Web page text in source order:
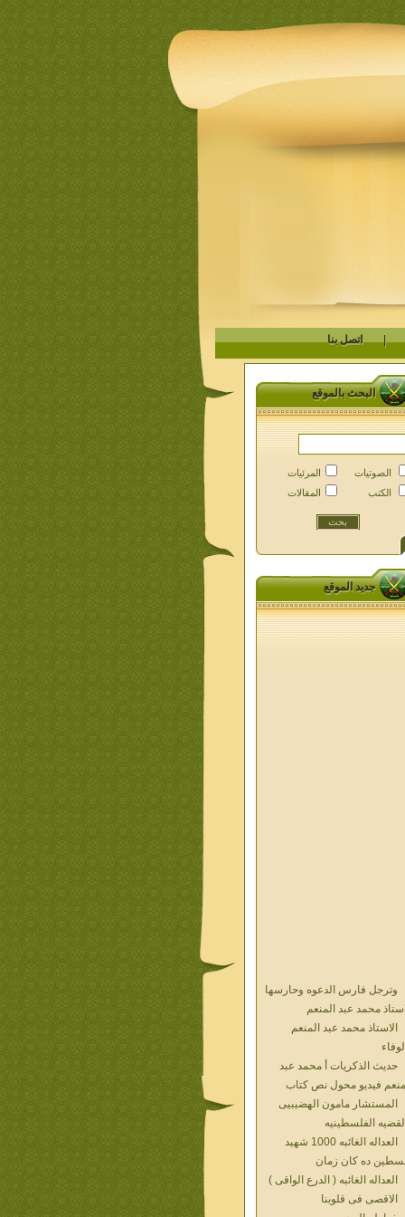
| اتصل بنا
البحث بالموقع
الصوتيات
الكتب
المرئيات
المقالات
جديد الموقع
الاستاذ محمد عبد المنعم
حديث الذكريات أ محمد عبد
فيديو محول نص كتاب
المستشار مامون الهضيبيى
الفلسطينيه
العداله الغائبه 1000 شهيد
ده كان زمان
العداله الغائبه ( الدرع الواقى )
الاقصى فى قلوبنا
خواطر الحج
الاخوان فى حرب فلسطين